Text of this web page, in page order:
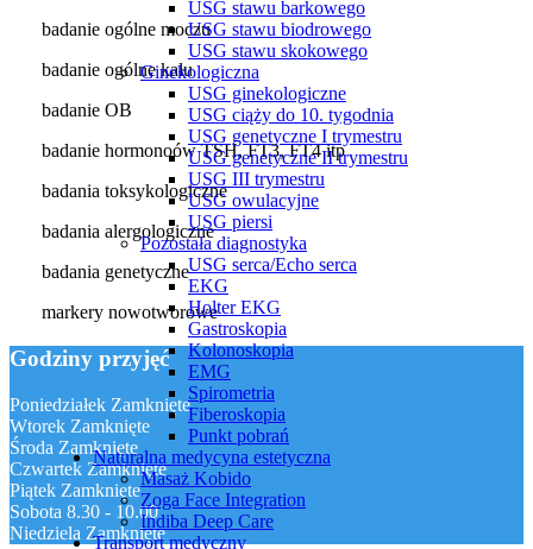
USG stawu barkowego
USG stawu biodrowego
USG stawu skokowego
Ginekologiczna
USG ginekologiczne
USG ciąży do 10. tygodnia
USG genetyczne I trymestru
USG genetyczne II trymestru
USG III trymestru
USG owulacyjne
USG piersi
Pozostała diagnostyka
USG serca/Echo serca
EKG
Holter EKG
Gastroskopia
Kolonoskopia
EMG
Spirometria
Fiberoskopia
Punkt pobrań
Naturalna medycyna estetyczna
Masaż Kobido
Zoga Face Integration
Indiba Deep Care
Transport medyczny
badanie ogólne moczu
badanie ogólne kału
badanie OB
badanie hormonoów TSH, FT3, FT4 itp
badania toksykologiczne
badania alergologiczne
badania genetyczne
markery nowotworowe
Godziny przyjęć
Poniedziałek Zamknięte
Wtorek Zamknięte
Środa Zamknięte
Czwartek Zamknięte
Piątek Zamknięte
Sobota 8.30 - 10.00
Niedziela Zamknięte